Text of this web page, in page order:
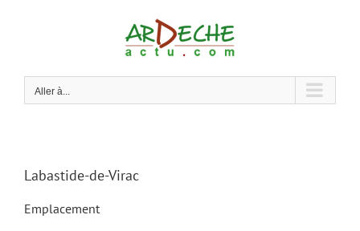
Aller à...
Labastide-de-Virac
Emplacement